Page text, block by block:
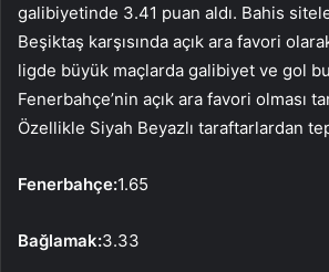
galibiyetinde 3.41 puan aldı. Bahis
Beşiktaş karşısında açık ara favori
ligde büyük maçlarda galibiyet ve gol
Fenerbahçe’nin açık ara favori olması
Özellikle Siyah Beyazlı taraftarlardan
Fenerbahçe:1.65
Bağlamak:3.33